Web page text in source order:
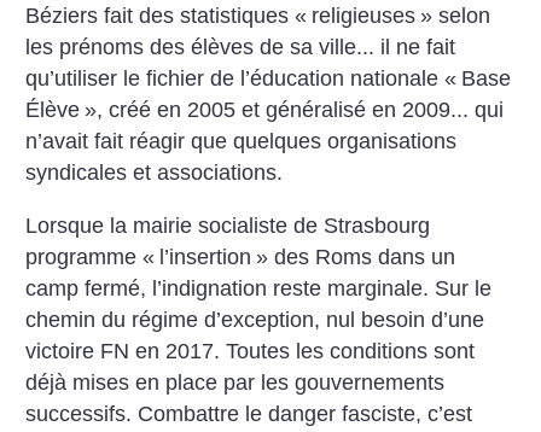
Béziers fait des statistiques « religieuses » selon
les prénoms des élèves de sa ville... il ne fait
qu’utiliser le fichier de l’éducation nationale « Base
Élève », créé en 2005 et généralisé en 2009... qui
n’avait fait réagir que quelques organisations
syndicales et associations.
Lorsque la mairie socialiste de Strasbourg
programme « l’insertion » des Roms dans un
camp fermé, l’indignation reste marginale. Sur le
chemin du régime d’exception, nul besoin d’une
victoire FN en 2017. Toutes les conditions sont
déjà mises en place par les gouvernements
successifs. Combattre le danger fasciste, c’est